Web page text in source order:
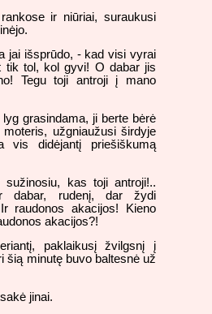
ir niūriai, suraukusi
jai išsprūdo, - kad visi vyrai
tik tol, kol gyvi! O dabar jis
Tegu toji antroji į mano
grasindama, ji berte bėrė
užgniaužusi širdyje
vis didėjantį priešiškumą
kas toji antroji!..
dabar, rudenį, dar žydi
raudonos akacijos! Kieno
akacijos?!
paklaikusį žvilgsnį į
šią minutę buvo baltesnė už
jinai.